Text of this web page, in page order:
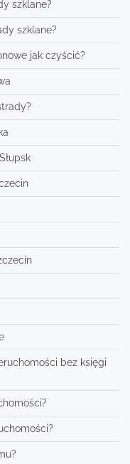
szklane?
szklane?
jak czyścić?
bez księgi